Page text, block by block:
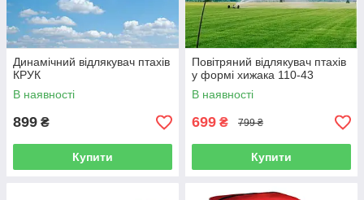
Динамічний відлякувач птахів
КРУК
В наявності
899 ₴
Купити
Повітряний відлякувач птахів
у формі хижака 110-43
В наявності
699 ₴ 799 ₴
Купити